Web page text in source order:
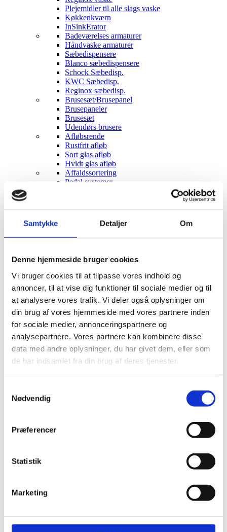
Samtykke Detaljer Om
Denne hjemmeside bruger cookies
Vi bruger cookies til at tilpasse vores indhold og
annoncer, til at vise dig funktioner til sociale medier og til
at analysere vores trafik. Vi deler også oplysninger om
din brug af vores hjemmeside med vores partnere inden
for sociale medier, annonceringspartnere og
analysepartnere. Vores partnere kan kombinere disse
data med andre oplysninger, du har givet dem, eller som
de har indsamlet fra din brug af deres tjenester.
Nødvendig
Præferencer
Statistik
Marketing
Plejemidler til alle slags vaske
Køkkenkværn
InSinkErator
Badeværelses armaturer
Håndvaske armaturer
Sæbedispensere
Blanco sæbedispensere
Schock Sæbedisp.
KWC Sæbedisp.
Reginox sæbedisp.
Brusesæt/Brusepanel
Brusepaneler
Brusesæt
Udendørs brusere
Afløbsrende
Rustfrit afløb
Sort glas afløb
Hvidt glas afløb
Affaldssortering
Pedal systemer
Haven
Udendørs brusere
Bål og grill
Solcelleanlæg
Luksus have Pavilloner
Havepavilloner
Art Deco Have pavilloner
Markiser
Hængekøjer
Parasoller
Stjernetelte
Redskabsskure
Rosenbuer
Plantiflex Drivhus
190 Serie
250 Serie
Polytunnel Drivhus
Folie væksthuse
Havebænke
Loungemøbler